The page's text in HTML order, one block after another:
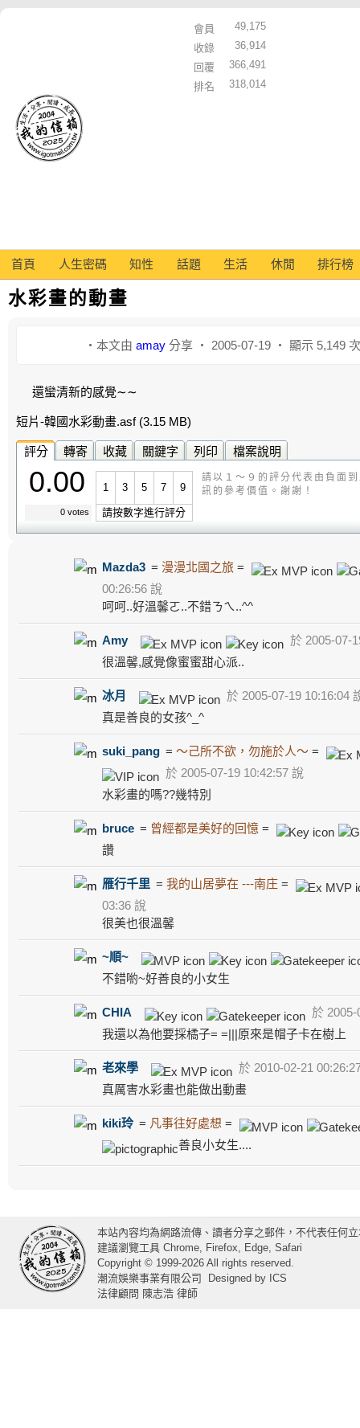
會員
49,175
收錄
36,914
回覆
366,491
排名
318,014
首頁 人生密碼 知性 話題 生活 休閒 排行榜
水彩畫的動畫
‧本文由amay 分享 ‧ 2005-07-19 ‧ 顯示 5,149
還蠻清新的感覺∼∼
短片-韓國水彩動畫.asf(3.15 MB)
評分 轉寄 收藏 關鍵字 列印 檔案說明
0.00
0 votes
1 3 5 7 9
請按數字進行評分
請以１～９的評分代表由負面
訊的參考價值。謝謝！
Mazda3 =漫漫北國之旅 =
00:26:56 說
呵呵..好溫馨ㄛ..不錯ㄋㄟ..^^
Amy
於 2005-07-
很溫馨,感覺像蜜蜜甜心派..
冰月
於 2005-07-19 10:16:04
真是善良的女孩^_^
suki_pang =～己所不欲，勿施於人～ =
於 2005-07-19 10:42:57 說
水彩畫的嗎??幾特別
bruce = 曾經都是美好的回憶 =
讚
雁行千里 =我的山居夢在 ---南庄 =
03:36 說
很美也很溫馨
~順~
不錯喲~好善良的小女生
CHIA
於 2005-
我還以為他要採橘子= =|||原來是帽子卡在樹上
老來學
於 2010-02-21
真厲害水彩畫也能做出動畫
kiki玲 = 凡事往好處想 =
善良小女生....
本站內容均為網路流傳、讀者分享之郵件，不代表任何
建議瀏覽工具 Chrome, Firefox, Edge, Safari
Copyright © 1999-2026 All rights reserved.
潮流娛樂事業有限公司
Designed by ICS
法律顧問 陳志浩 律師